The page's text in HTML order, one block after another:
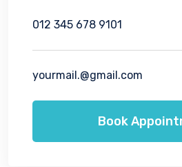
012 345 678 9101
yourmail.@gmail.com
Book